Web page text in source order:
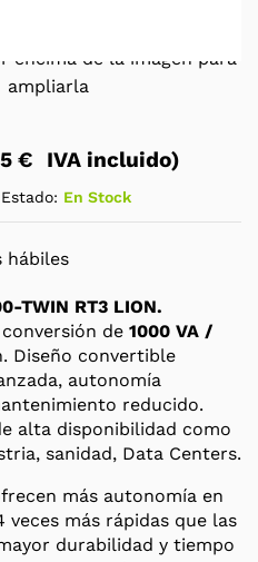
encima de la imagen para
ampliarla
€ IVA incluido)
Estado: En Stock
hábiles
TWIN RT3 LION.
de 1000 VA /
Diseño convertible
autonomía
reducido.
alta disponibilidad como
sanidad, Data Centers.
más autonomía en
veces más rápidas que las
durabilidad y tiempo